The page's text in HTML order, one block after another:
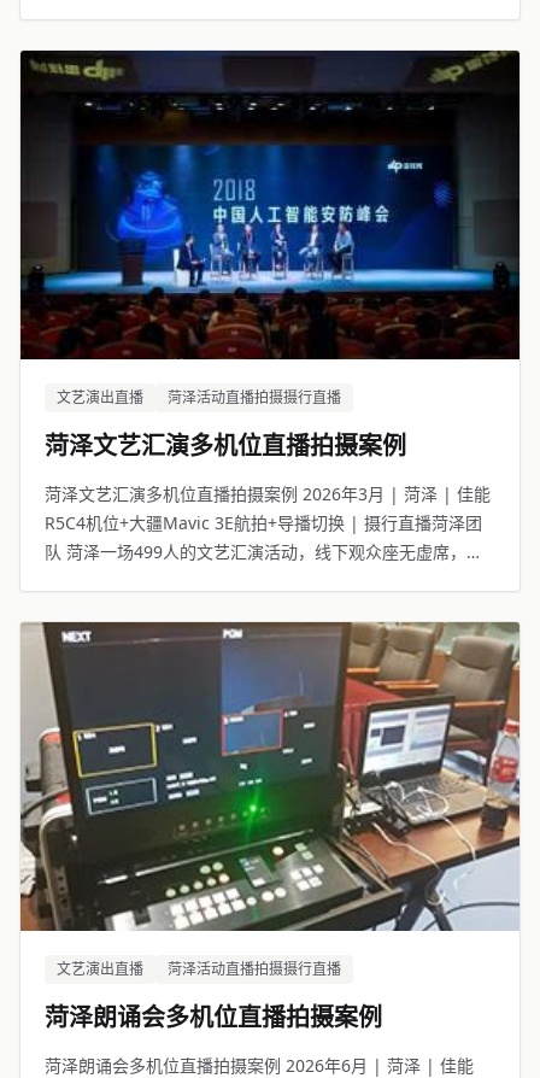
文艺演出直播 菏泽活动直播拍摄摄行直播
菏泽文艺汇演多机位直播拍摄案例
菏泽文艺汇演多机位直播拍摄案例 2026年3月 | 菏泽 | 佳能
R5C4机位+大疆Mavic 3E航拍+导播切换 | 摄行直播菏泽团
队 菏泽一场499人的文艺汇演活动，线下观众座无虚席，线
文艺演出直播 菏泽活动直播拍摄摄行直播
菏泽朗诵会多机位直播拍摄案例
菏泽朗诵会多机位直播拍摄案例 2026年6月 | 菏泽 | 佳能